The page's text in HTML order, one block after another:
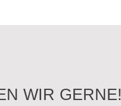
WIR GERNE!